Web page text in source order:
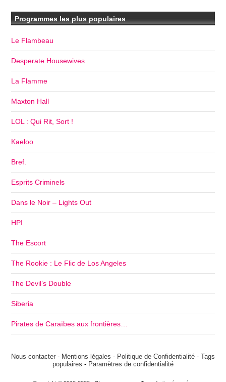
Programmes les plus populaires
Le Flambeau
Desperate Housewives
La Flamme
Maxton Hall
LOL : Qui Rit, Sort !
Kaeloo
Bref.
Esprits Criminels
Dans le Noir – Lights Out
HPI
The Escort
The Rookie : Le Flic de Los Angeles
The Devil’s Double
Siberia
Pirates de Caraïbes aux frontières…
Nous contacter - Mentions légales - Politique de Confidentialité - Tags
populaires - Paramètres de confidentialité